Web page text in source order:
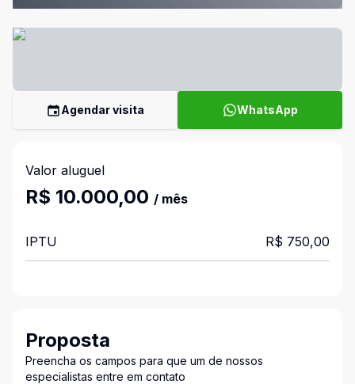
Agendar visita WhatsApp
Valor aluguel
R$ 10.000,00 / mês
IPTU R$ 750,00
Proposta
Preencha os campos para que um de nossos
especialistas entre em contato